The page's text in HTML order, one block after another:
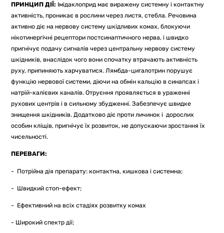
ПРИНЦИП ДІЇ: Імідаклоприд має виражену системну і контактну
активність, проникає в рослини через листя, стебла. Речовина
активно діє на нервову систему шкідливих комах, блокуючи
нікотинергічні рецептори постсинаптичного нерва, і швидко
пригнічує подачу сигналів через центральну нервову систему
шкідників, внаслідок чого вони спочатку втрачають активність
руху, припиняють харчуватися. Лямбда-цигалотрин порушує
функцію нервової системи, діючи на обмін кальцію в синапсах і
натрій-калієвих каналів. Отруєння проявляється в ураженні
рухових центрів і в сильному збудженні. Забезпечує швидке
знищення шкідників. Додатково діє проти личинок і дорослих
особин кліщів, пригнічує їх розвиток, не допускаючи зростання їх
чисельності.
ПЕРЕВАГИ:
- Потрійна дія препарату: контактна, кишкова і системна;
- Швидкий стоп-ефект;
- Ефективний на всіх стадіях розвитку комах
- Широкий спектр дії;